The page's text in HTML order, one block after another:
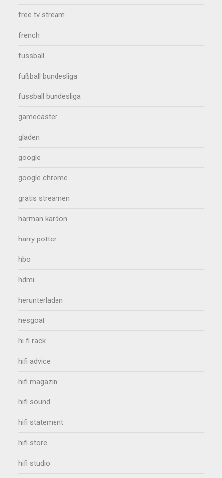
free tv stream
french
fussball
fußball bundesliga
fussball bundesliga
gamecaster
gladen
google
google chrome
gratis streamen
harman kardon
harry potter
hbo
hdmi
herunterladen
hesgoal
hi fi rack
hifi advice
hifi magazin
hifi sound
hifi statement
hifi store
hifi studio